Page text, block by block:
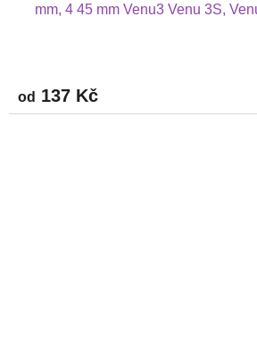
mm, 4 45 mm Venu3 Venu 3S,
Swim 2 Garmin Enduro,
je
3,0
od 137 Kč